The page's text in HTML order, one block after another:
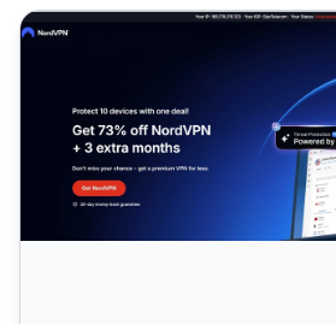
Programme d'affiliation NordVPN